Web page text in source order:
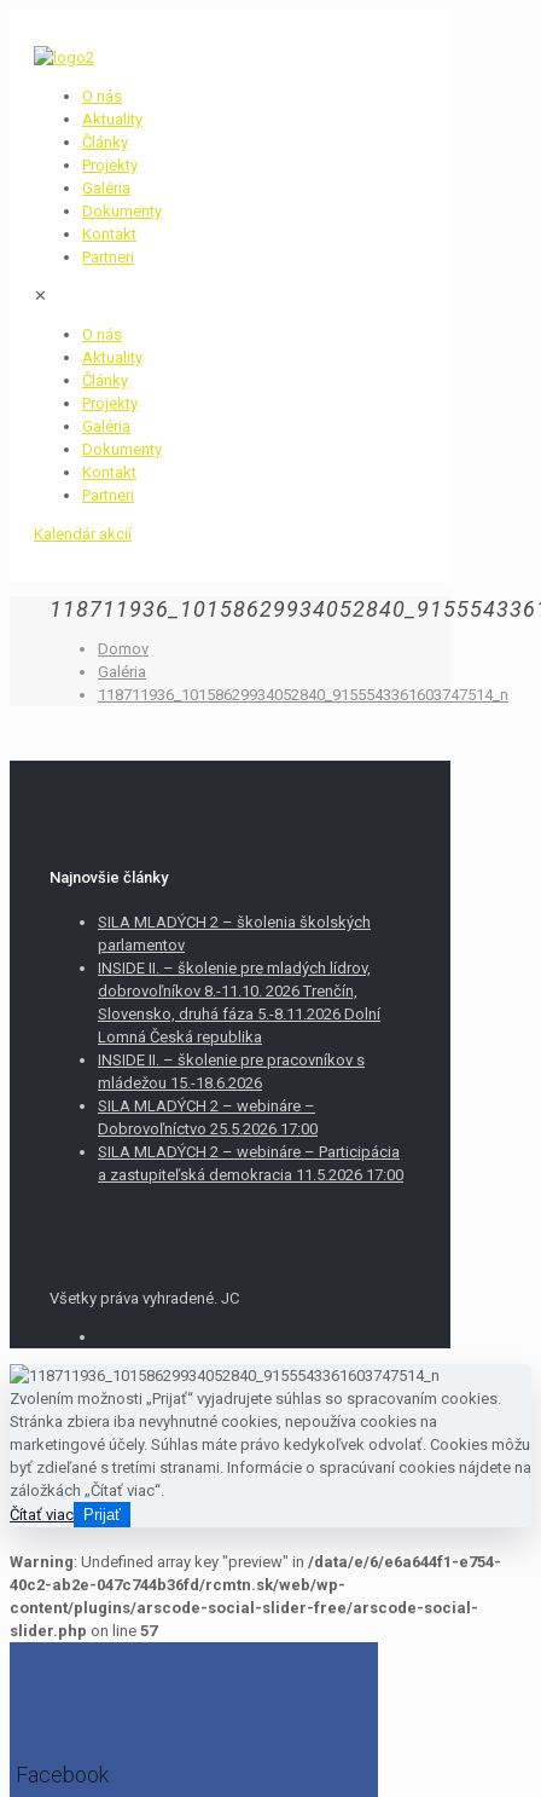
O nás
Aktuality
Články
Projekty
Galéria
Dokumenty
Kontakt
Partneri
✕
O nás
Aktuality
Články
Projekty
Galéria
Dokumenty
Kontakt
Partneri
Kalendár akcií
Domov
Galéria
118711936_10158629934052840_9155543361603747514_n
Najnovšie články
SILA MLADÝCH 2 – školenia školských
parlamentov
INSIDE II. – školenie pre mladých lídrov,
dobrovoľníkov 8.-11.10. 2026 Trenčín,
Slovensko, druhá fáza 5.-8.11.2026 Dolní
Lomná Česká republika
INSIDE II. – školenie pre pracovníkov s
mládežou 15.-18.6.2026
SILA MLADÝCH 2 – webináre –
Dobrovoľníctvo 25.5.2026 17:00
SILA MLADÝCH 2 – webináre – Participácia
a zastupiteľská demokracia 11.5.2026 17:00
Všetky práva vyhradené. JC
Zvolením možnosti „Prijať“ vyjadrujete súhlas so spracovaním cookies.
Stránka zbiera iba nevyhnutné cookies, nepoužíva cookies na
marketingové účely. Súhlas máte právo kedykoľvek odvolať. Cookies môžu
byť zdieľané s tretími stranami. Informácie o spracúvaní cookies nájdete na
záložkách „Čítať viac“.
Čítať viac Prijať
Warning: Undefined array key "preview" in /data/e/6/e6a644f1-e754-
40c2-ab2e-047c744b36fd/rcmtn.sk/web/wp-
content/plugins/arscode-social-slider-free/arscode-social-
slider.php on line 57
Facebook